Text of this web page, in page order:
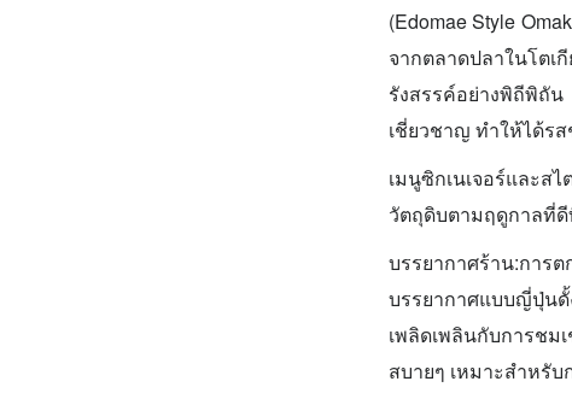
(Edomae Style
จากตลาดปลาในโ
รังสรรค์อย่างพิถีพิถั
เชี่ยวชาญ ทำให้ได้ร
เมนูซิกเนเจอร์และส
วัตถุดิบตามฤดูกาลที่
บรรยากาศร้าน:การ
บรรยากาศแบบญี่ปุ่น
เพลิดเพลินกับการช
สบายๆ เหมาะสำหรั